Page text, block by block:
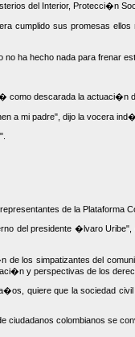
del Interior, Protecci�n
sus promesas
ha hecho nada para frenar
descarada la actuaci�n
a mi padre", dijo la vocera
de la Plataforma
del presidente �lvaro
los simpatizantes del
y perspectivas de los
quiere que la sociedad
colombianos se